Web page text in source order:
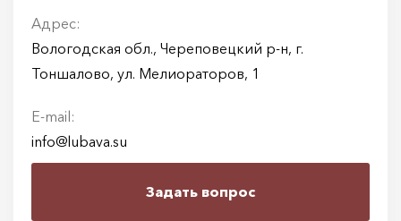
Адрес:
Вологодская обл., Череповецкий р-н, г.
Тоншалово, ул. Мелиораторов, 1
E-mail:
info@lubava.su
Задать вопрос